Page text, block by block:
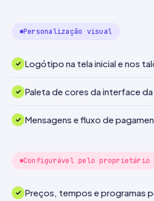
Personalização visual
Logótipo na tela inicial e nos
Paleta de cores da interface da
Mensagens e fluxo de
Configurável pelo proprietário
Preços, tempos e programas